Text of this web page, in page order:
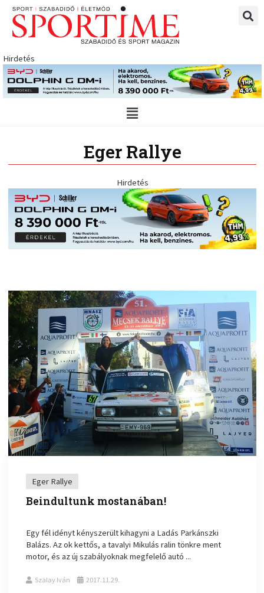
Skip
content
Hirdetés
Main
Menu
Eger Rallye
Hirdetés
Eger Rallye
Beindultunk mostanában!
Egy fél idényt kényszerült kihagyni a Ladás Parkánszki
Balázs. Az ok kettős, a tavalyi Mikulás ralin tönkre ment
motor, és az új szabályoknak megfelelő autó ...
Szalay Iván 2017.11.29.